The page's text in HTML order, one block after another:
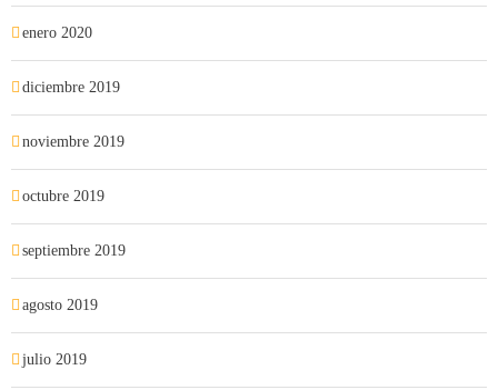
enero 2020
diciembre 2019
noviembre 2019
octubre 2019
septiembre 2019
agosto 2019
julio 2019